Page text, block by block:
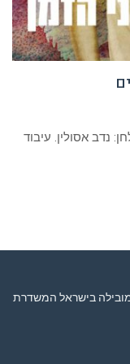
נדב אסולין. עיבוד
בישראל המשדרת